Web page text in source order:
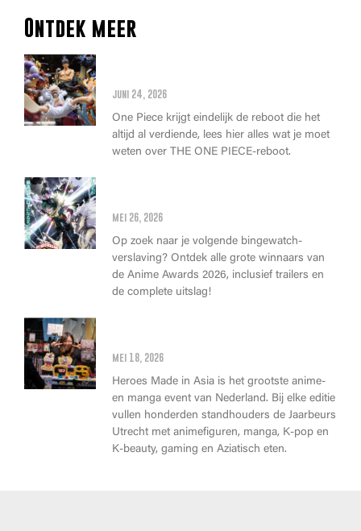
Ontdek meer
juni 24, 2026
One Piece krijgt eindelijk de reboot die het
altijd al verdiende, lees hier alles wat je moet
weten over THE ONE PIECE-reboot.
mei 26, 2026
Op zoek naar je volgende bingewatch-
verslaving? Ontdek alle grote winnaars van
de Anime Awards 2026, inclusief trailers en
de complete uitslag!
mei 18, 2026
Heroes Made in Asia is het grootste anime-
en manga event van Nederland. Bij elke editie
vullen honderden standhouders de Jaarbeurs
Utrecht met animefiguren, manga, K-pop en
K-beauty, gaming en Aziatisch eten.